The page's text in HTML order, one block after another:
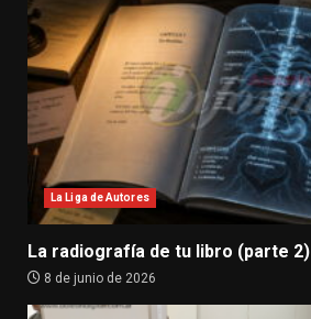
La Liga de Autores
La radiografía de tu libro (parte 2)
8 de junio de 2026